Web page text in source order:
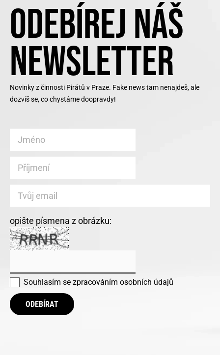
ODEBÍREJ NÁŠ
NEWSLETTER
Novinky z činnosti Pirátů v Praze. Fake news tam nenajdeš, ale
dozvíš se, co chystáme doopravdy!
opište písmena z obrázku:
Souhlasím se zpracováním osobních údajů
ODEBÍRAT